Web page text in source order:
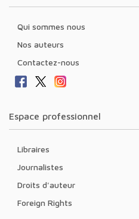
Qui sommes nous
Nos auteurs
Contactez-nous
Espace professionnel
Libraires
Journalistes
Droits d'auteur
Foreign Rights